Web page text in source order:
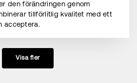
den förändringen genom
tillförlitlig kvalitet med ett
acceptera.
Visa fler